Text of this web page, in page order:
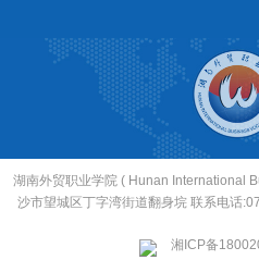
湖南外贸职业学院 ( Hunan International
沙市望城区丁字湾街道翻身垸 联系电话
湘ICP备